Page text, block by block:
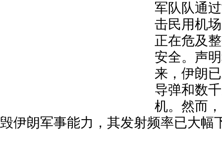
军队队通
击民用机
正在危及
安全。声
来，伊朗
导弹和数
机。然而
毁伊朗军事能力，其发射频率已大幅